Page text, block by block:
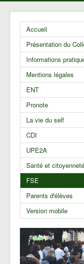
Accueil
Présentation du
Informations
Mentions légales
ENT
Pronote
La vie du self
CDI
UPE2A
Santé et citoyenneté
FSE
Parents d'élèves
Version mobile